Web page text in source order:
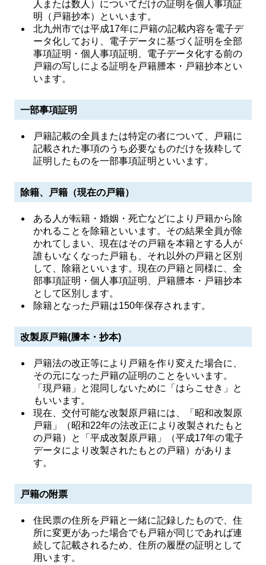
人または数人）についてだけの証明を個人事項証
明（戸籍抄本）といいます。
北九州市では平成17年に戸籍の記載内容を電子デ
ータ化しており、電子データに基づく証明を全部
事項証明・個人事項証明、電子データ化する前の
戸籍の写しによる証明を戸籍謄本・戸籍抄本とい
います。
一部事項証明
戸籍記載の全員または特定の者について、戸籍に
記載された事項のうち必要なものだけを抜粋して
証明したものを一部事項証明といいます。
除籍、戸籍（現在の戸籍）
ある人が転籍・婚姻・死亡などにより戸籍から除
かれることを除籍といいます。その結果全員が除
かれてしまい、現在はその戸籍を本籍とする人が
誰もいなくなった戸籍も、それ以外の戸籍と区別
して、除籍といいます。現在の戸籍と同様に、全
部事項証明・個人事項証明、戸籍謄本・戸籍抄本
として区別します。
除籍となった戸籍は150年保存されます。
改製原戸籍(謄本・抄本)
戸籍法の改正等により戸籍を作り変えた場合に、
その元になった戸籍の証明のことをいいます。
「現戸籍」と混同しないために「はらこせき」と
もいいます。
現在、交付可能な改製原戸籍には、「昭和改製原
戸籍」（昭和22年の法改正により改製されたもと
の戸籍）と「平成改製原戸籍」（平成17年の電子
データにより改製されたもとの戸籍）がありま
す。
戸籍の附票
住民票の住所を戸籍と一緒に記録したもので、住
所に変更があった場合でも戸籍が同じであれば連
続して記載されるため、住所の履歴の証明として
用います。